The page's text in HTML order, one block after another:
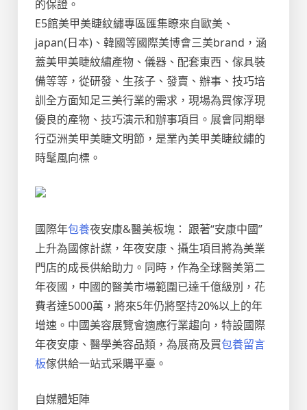
的保證。
E5館美甲美睫紋繡專區匯集瞭來自歐美、
japan(日本)、韓國等國際美博會三美brand，涵
蓋美甲美睫紋繡產物、儀器、配套東西、傢具裝
備等等，從研發、生孩子、發賣、辦事、技巧培
訓全方面知足三美行業的需求，現場為買傢浮現
優良的產物、技巧演示和辦事項目。展會同期舉
行亞洲美甲美睫文明節，是業內美甲美睫紋繡的
時髦風向標。
國際年包養夜安康&醫美板塊： 跟著“安康中國”
上升為國傢計謀，年夜安康、攝生項目將為美業
門店的成長供給助力。同時，作為全球醫美第二
年夜國，中國的醫美市場範圍已達千億級別，花
費者達5000萬，將來5年仍將堅持20%以上的年
增速。中國美容展覽會適應行業趨向，特設國際
年夜安康、醫學美容品類，為展商及買包養留言
板傢供給一站式采購平臺。
自媒體矩陣